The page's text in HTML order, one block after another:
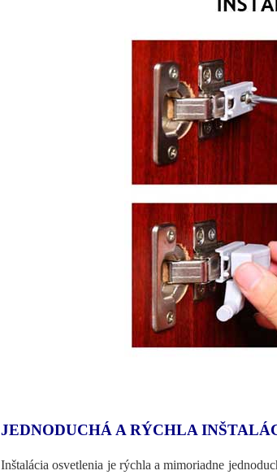
JEDNODUCHÁ A RÝCHLA
Inštalácia osvetlenia je rýchla a mimoriadne